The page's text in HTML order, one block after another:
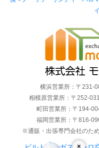
×
イ
横浜営業所：〒231-
相模原営業所：〒252-
町田営業所：〒194-
福岡営業所：〒816-
※通販・出張専門会社のた